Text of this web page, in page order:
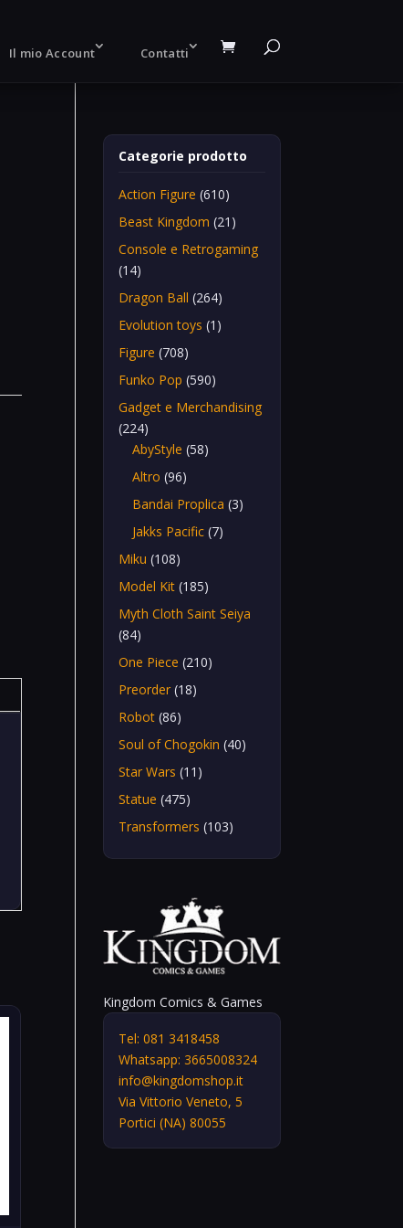
Il mio Account Contatti
Categorie prodotto
Action Figure (610)
Beast Kingdom (21)
Console e Retrogaming
(14)
Dragon Ball (264)
Evolution toys (1)
Figure (708)
Funko Pop (590)
Gadget e Merchandising
(224)
AbyStyle (58)
Altro (96)
Bandai Proplica (3)
Jakks Pacific (7)
Miku (108)
Model Kit (185)
Myth Cloth Saint Seiya
(84)
One Piece (210)
Preorder (18)
Robot (86)
Soul of Chogokin (40)
Star Wars (11)
Statue (475)
Transformers (103)
Kingdom Comics & Games
Tel: 081 3418458
Whatsapp: 3665008324
info@kingdomshop.it
Via Vittorio Veneto, 5
Portici (NA) 80055